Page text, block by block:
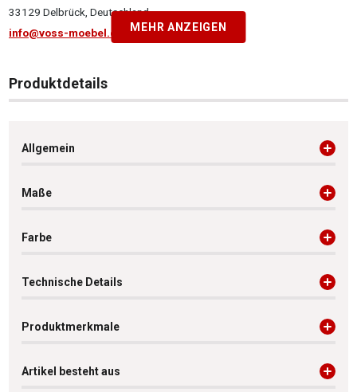
33129 Delbrück, Deutschland
info@voss-moebel.de
MEHR ANZEIGEN
Produktdetails
Allgemein
Maße
Farbe
Technische Details
Produktmerkmale
Artikel besteht aus